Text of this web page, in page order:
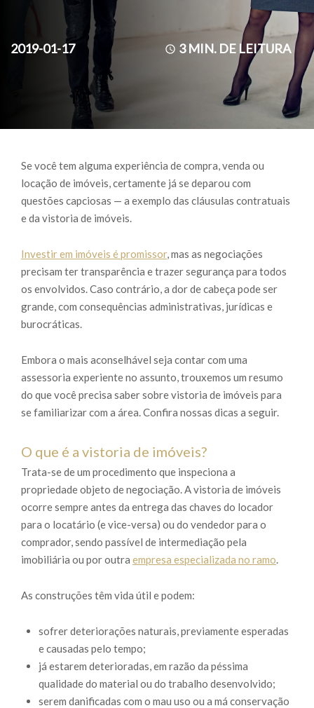
2019-01-17 3MIN. DE LEITURA
Se você tem alguma experiência de compra, venda ou
locação de imóveis, certamente já se deparou com
questões capciosas — a exemplo das cláusulas contratuais
e da vistoria de imóveis.
Investir em imóveis é promissor, mas as negociações
precisam ter transparência e trazer segurança para todos
os envolvidos. Caso contrário, a dor de cabeça pode ser
grande, com consequências administrativas, jurídicas e
burocráticas.
Embora o mais aconselhável seja contar com uma
assessoria experiente no assunto, trouxemos um resumo
do que você precisa saber sobre vistoria de imóveis para
se familiarizar com a área. Confira nossas dicas a seguir.
O que é a vistoria de imóveis?
Trata-se de um procedimento que inspeciona a
propriedade objeto de negociação. A vistoria de imóveis
ocorre sempre antes da entrega das chaves do locador
para o locatário (e vice-versa) ou do vendedor para o
comprador, sendo passível de intermediação pela
imobiliária ou por outra empresa especializada no ramo.
As construções têm vida útil e podem:
sofrer deteriorações naturais, previamente esperadas
e causadas pelo tempo;
já estarem deterioradas, em razão da péssima
qualidade do material ou do trabalho desenvolvido;
serem danificadas com o mau uso ou a má conservação